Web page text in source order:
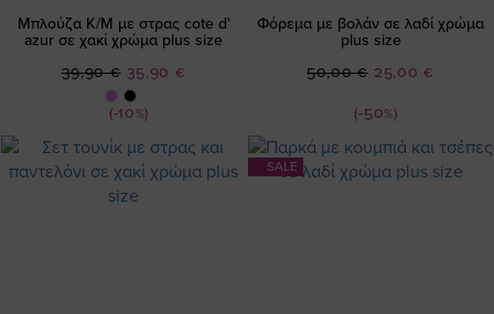
Μπλούζα Κ/Μ με στρας cote d'
azur σε χακί χρώμα plus size
(-10%)
Ειδική
Τιμή
35,90 €
39,90 €
Φόρεμα με βολάν σε λαδί χρώμα
plus size
(-50%)
Ειδική
25,00 €
50,00 €
SALE